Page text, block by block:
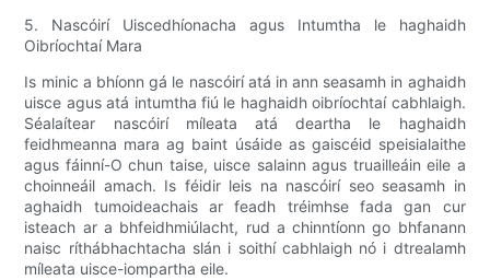
5. Nascóirí Uiscedhíonacha agus Intumtha le haghaidh
Oibríochtaí Mara
Is minic a bhíonn gá le nascóirí atá in ann seasamh in aghaidh
uisce agus atá intumtha fiú le haghaidh oibríochtaí cabhlaigh.
Séalaítear nascóirí míleata atá deartha le haghaidh
feidhmeanna mara ag baint úsáide as gaiscéid speisialaithe
agus fáinní-O chun taise, uisce salainn agus truailleáin eile a
choinneáil amach. Is féidir leis na nascóirí seo seasamh in
aghaidh tumoideachais ar feadh tréimhse fada gan cur
isteach ar a bhfeidhmiúlacht, rud a chinntíonn go bhfanann
naisc ríthábhachtacha slán i soithí cabhlaigh nó i dtrealamh
míleata uisce-iompartha eile.